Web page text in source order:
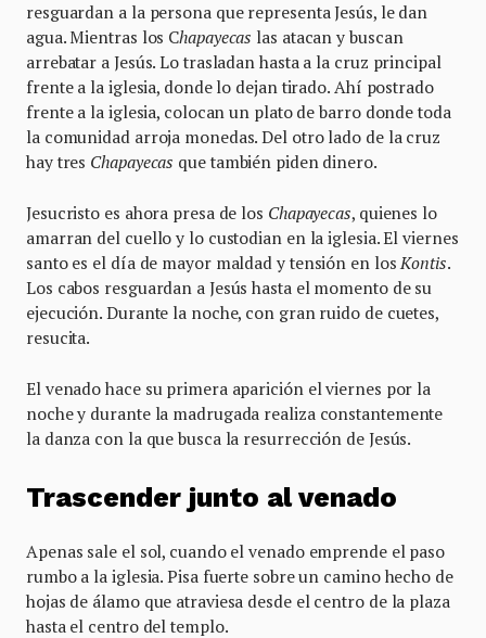
resguardan a la persona que representa Jesús, le dan
agua. Mientras los Chapayecas las atacan y buscan
arrebatar a Jesús. Lo trasladan hasta a la cruz principal
frente a la iglesia, donde lo dejan tirado. Ahí postrado
frente a la iglesia, colocan un plato de barro donde toda
la comunidad arroja monedas. Del otro lado de la cruz
hay tres Chapayecas que también piden dinero.
Jesucristo es ahora presa de los Chapayecas, quienes lo
amarran del cuello y lo custodian en la iglesia. El viernes
santo es el día de mayor maldad y tensión en losKontis.
Los cabos resguardan a Jesús hasta el momento de su
ejecución. Durante la noche, con gran ruido de cuetes,
resucita.
El venado hace su primera aparición el viernes por la
noche y durante la madrugada realiza constantemente
la danza con la que busca la resurrección de Jesús.
Trascender junto al venado
Apenas sale el sol, cuando el venado emprende el paso
rumbo a la iglesia. Pisa fuerte sobre un camino hecho de
hojas de álamo que atraviesa desde el centro de la plaza
hasta el centro del templo.